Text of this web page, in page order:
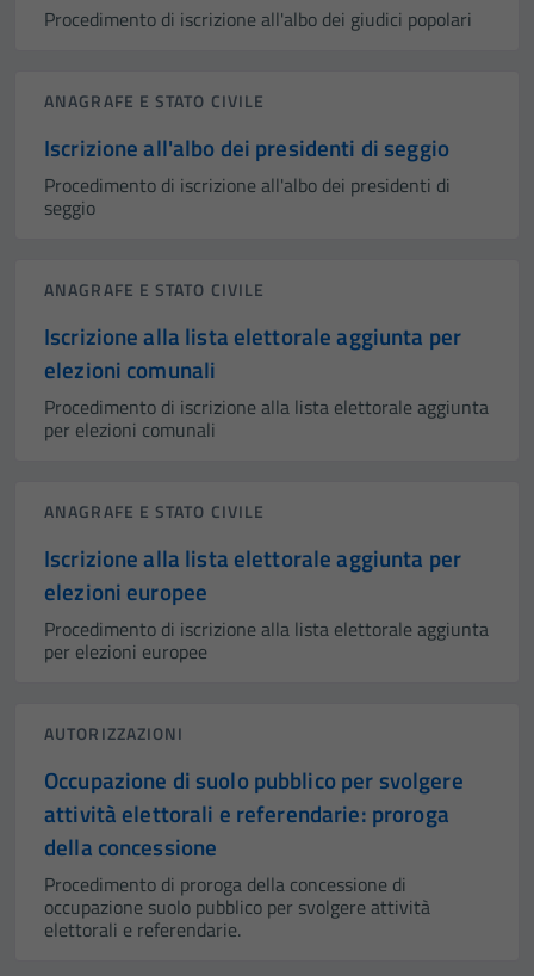
Procedimento di iscrizione all'albo dei giudici popolari
ANAGRAFE E STATO CIVILE
Iscrizione all'albo dei presidenti di seggio
Procedimento di iscrizione all'albo dei presidenti di
seggio
ANAGRAFE E STATO CIVILE
Iscrizione alla lista elettorale aggiunta per
elezioni comunali
Procedimento di iscrizione alla lista elettorale aggiunta
per elezioni comunali
ANAGRAFE E STATO CIVILE
Iscrizione alla lista elettorale aggiunta per
elezioni europee
Procedimento di iscrizione alla lista elettorale aggiunta
per elezioni europee
AUTORIZZAZIONI
Occupazione di suolo pubblico per svolgere
attività elettorali e referendarie: proroga
della concessione
Procedimento di proroga della concessione di
occupazione suolo pubblico per svolgere attività
elettorali e referendarie.